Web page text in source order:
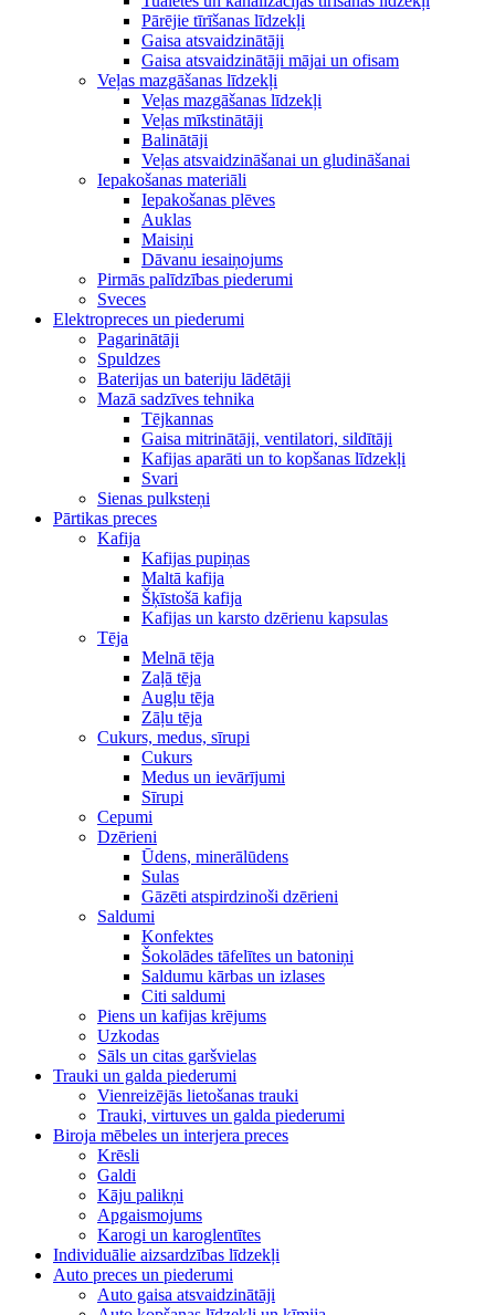
Pārējie tīrīšanas līdzekļi
Gaisa atsvaidzinātāji
Gaisa atsvaidzinātāji mājai un ofisam
Veļas mazgāšanas līdzekļi
Veļas mazgāšanas līdzekļi
Veļas mīkstinātāji
Balinātāji
Veļas atsvaidzināšanai un gludināšanai
Iepakošanas materiāli
Iepakošanas plēves
Auklas
Maisiņi
Dāvanu iesaiņojums
Pirmās palīdzības piederumi
Sveces
Elektropreces un piederumi
Pagarinātāji
Spuldzes
Baterijas un bateriju lādētāji
Mazā sadzīves tehnika
Tējkannas
Gaisa mitrinātāji, ventilatori, sildītāji
Kafijas aparāti un to kopšanas līdzekļi
Svari
Sienas pulksteņi
Pārtikas preces
Kafija
Kafijas pupiņas
Maltā kafija
Šķīstošā kafija
Kafijas un karsto dzērienu kapsulas
Tēja
Melnā tēja
Zaļā tēja
Augļu tēja
Zāļu tēja
Cukurs, medus, sīrupi
Cukurs
Medus un ievārījumi
Sīrupi
Cepumi
Dzērieni
Ūdens, minerālūdens
Sulas
Gāzēti atspirdzinoši dzērieni
Saldumi
Konfektes
Šokolādes tāfelītes un batoniņi
Saldumu kārbas un izlases
Citi saldumi
Piens un kafijas krējums
Uzkodas
Sāls un citas garšvielas
Trauki un galda piederumi
Vienreizējās lietošanas trauki
Trauki, virtuves un galda piederumi
Biroja mēbeles un interjera preces
Krēsli
Galdi
Kāju palikņi
Apgaismojums
Karogi un karoglentītes
Individuālie aizsardzības līdzekļi
Auto preces un piederumi
Auto gaisa atsvaidzinātāji